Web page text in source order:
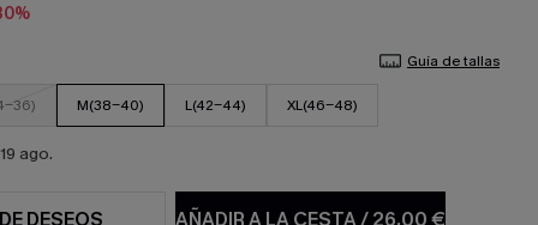
Guía de tallas
36) M(38-40) L(42-44) XL(46-48)
ago.
AÑADIR A LA CESTA/26,00 €
DESEOS